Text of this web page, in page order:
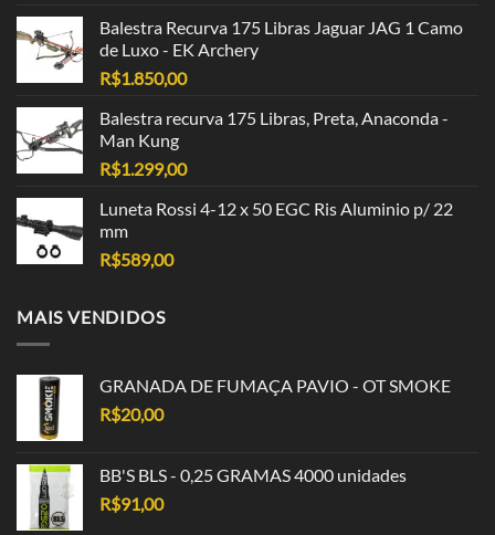
Balestra Recurva 175 Libras Jaguar JAG 1 Camo
de Luxo - EK Archery
R$1.850,00
Balestra recurva 175 Libras, Preta, Anaconda -
Man Kung
R$1.299,00
Luneta Rossi 4-12 x 50 EGC Ris Aluminio p/ 22
mm
R$589,00
MAIS VENDIDOS
GRANADA DE FUMAÇA PAVIO - OT SMOKE
R$20,00
BB'S BLS - 0,25 GRAMAS 4000 unidades
R$91,00